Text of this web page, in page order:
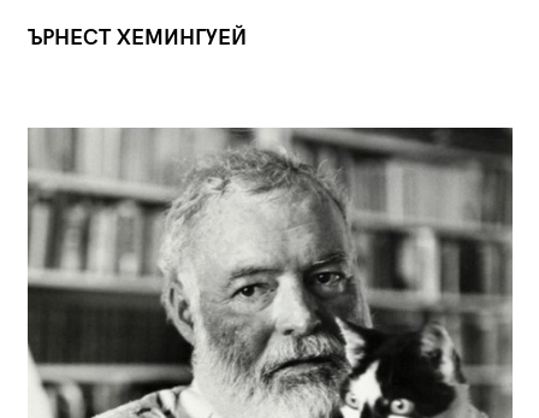
ЪРНЕСТ ХЕМИНГУЕЙ